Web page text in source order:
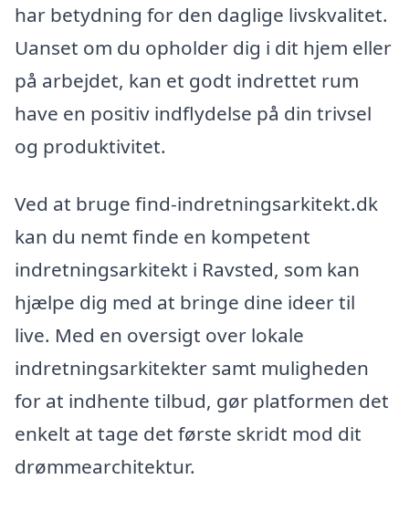
har betydning for den daglige livskvalitet.
Uanset om du opholder dig i dit hjem eller
på arbejdet, kan et godt indrettet rum
have en positiv indflydelse på din trivsel
og produktivitet.
Ved at bruge find-indretningsarkitekt.dk
kan du nemt finde en kompetent
indretningsarkitekt i Ravsted, som kan
hjælpe dig med at bringe dine ideer til
live. Med en oversigt over lokale
indretningsarkitekter samt muligheden
for at indhente tilbud, gør platformen det
enkelt at tage det første skridt mod dit
drømmearchitektur.